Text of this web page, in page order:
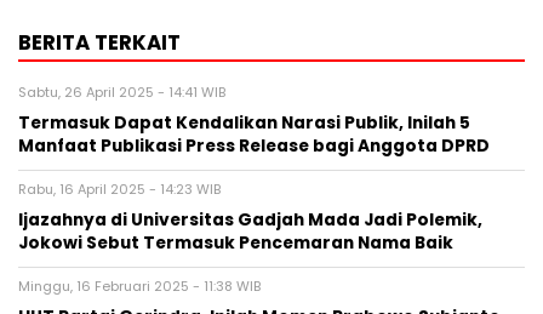
BERITA TERKAIT
Sabtu, 26 April 2025 - 14:41 WIB
Termasuk Dapat Kendalikan Narasi Publik, Inilah 5
Manfaat Publikasi Press Release bagi Anggota DPRD
Rabu, 16 April 2025 - 14:23 WIB
Ijazahnya di Universitas Gadjah Mada Jadi Polemik,
Jokowi Sebut Termasuk Pencemaran Nama Baik
Minggu, 16 Februari 2025 - 11:38 WIB